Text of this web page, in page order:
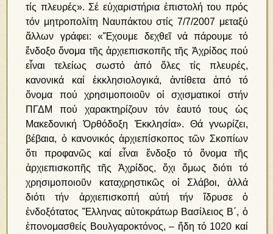
τίς πλευρές». Σέ εὐχαριστήρια ἐπιστολή του πρός
τόν μητροπολίτη Ναυπάκτου στίς 7/7/2007 μεταξύ
ἄλλων γράφει: «Ἔχουμε δεχθεῖ νά πάρουμε τό
ἔνδοξο ὄνομα τῆς ἀρχιεπισκοπῆς τῆς Ἀχρίδος πού
εἶναι τελείως σωστό ἀπό ὅλες τίς πλευρές,
κανονικά καί ἐκκλησιολογικά, ἀντίθετα ἀπό τό
ὄνομα πού χρησιμοποιοῦν οἱ σχισματικοί στήν
ΠΓΔΜ πού χαρακτηρίζουν τόν ἑαυτό τους ὡς
Μακεδονική Ὀρθόδοξη Ἐκκλησία». Θά γνωρίζει,
βέβαια, ὁ κανονικός ἀρχιεπίσκοπος τῶν Σκοπίων
ὅτι προφανῶς καί εἶναι ἔνδοξο τό ὄνομα τῆς
ἀρχιεπισκοπῆς τῆς Ἀχρίδος, ὄχι ὅμως διότι τό
χρησιμοποιοῦν καταχρηστικῶς οἱ Σλάβοι, ἀλλά
διότι τήν ἀρχιεπισκοπή αὐτή τήν ἵδρυσε ὁ
ἐνδοξότατος Ἕλληνας αὐτοκράτωρ Βασίλειος Β΄, ὁ
ἐπονομασθείς Βουλγαροκτόνος, – ἤδη τό 1020 καί